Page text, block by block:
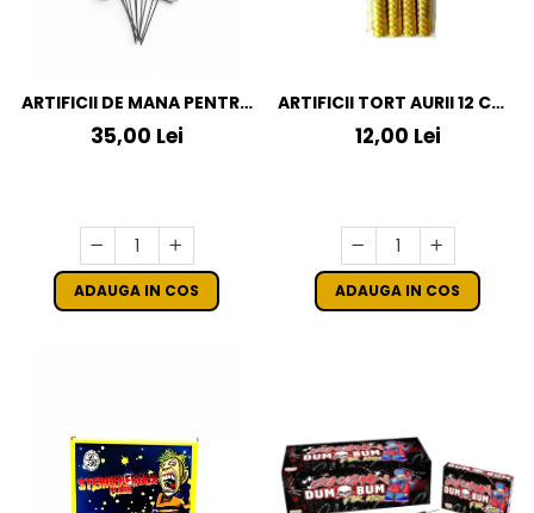
ARTIFICII DE MANA PENTRU
NUNTA LET LOVE SPARKLE -
10 BUCATI
35,00 Lei
ADAUGA IN COS
ARTIFICII TORT AURII 12 CM /
4 BUC
12,00 Lei
ADAUGA IN COS